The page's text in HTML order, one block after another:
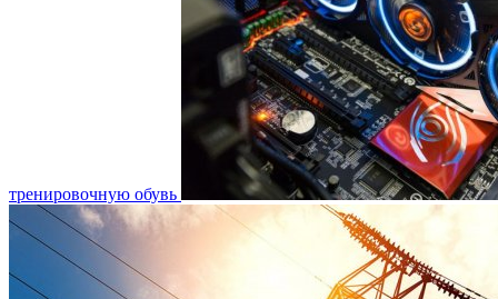
тренировочную обувь